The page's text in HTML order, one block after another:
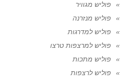
פוליש מגוויר
פוליש מנזרנה
פוליש למדרגות
פוליש למרצפות טרצו
פוליש מתכות
פוליש לרצפות